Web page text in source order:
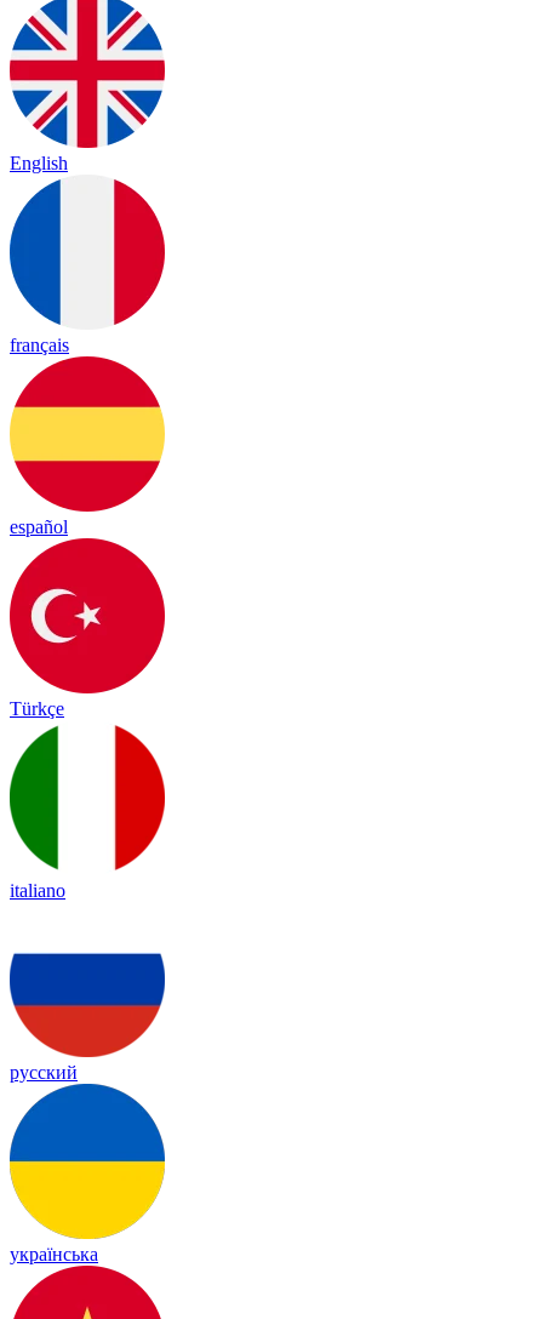
English
français
español
Türkçe
italiano
русский
українська